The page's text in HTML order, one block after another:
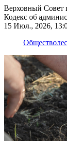
Верховный Совет
Кодекс об
инициативе
15 Июл., 2026,
Обществолес